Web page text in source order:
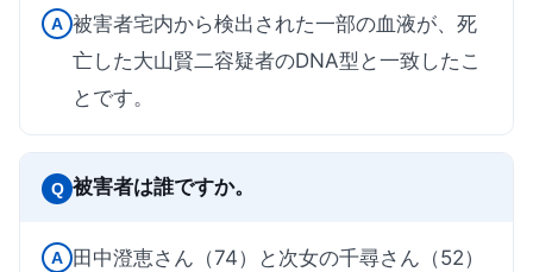
A 被害者宅内から検出された一部の血液が、死
亡した大山賢二容疑者のDNA型と一致したこ
とです。
Q 被害者は誰ですか。
A
田中澄恵さん（74）と次女の千尋さん（52）